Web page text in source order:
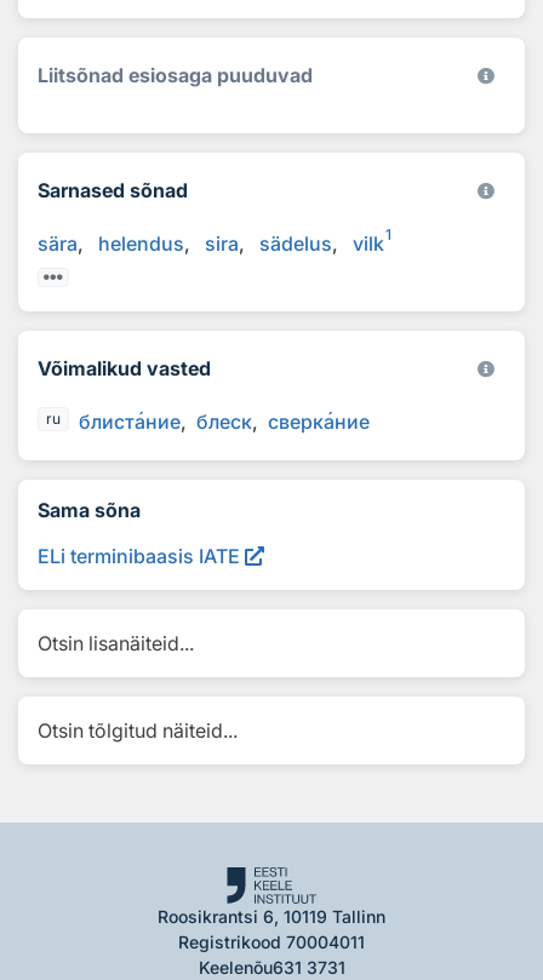
Liitsõnad esiosaga puuduvad
Sarnased sõnad
sära helendus sira sädelus vilk1
Võimalikud vasted
ru блистание блеск сверкание
Sama sõna
ELi terminibaasis IATE
Otsin lisanäiteid...
Otsin tõlgitud näiteid...
Roosikrantsi 6, 10119 Tallinn
Registrikood 70004011
Keelenõu631 3731